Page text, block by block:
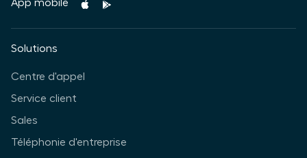
App mobile
Solutions
Centre d'appel
Service client
Sales
Téléphonie d'entreprise